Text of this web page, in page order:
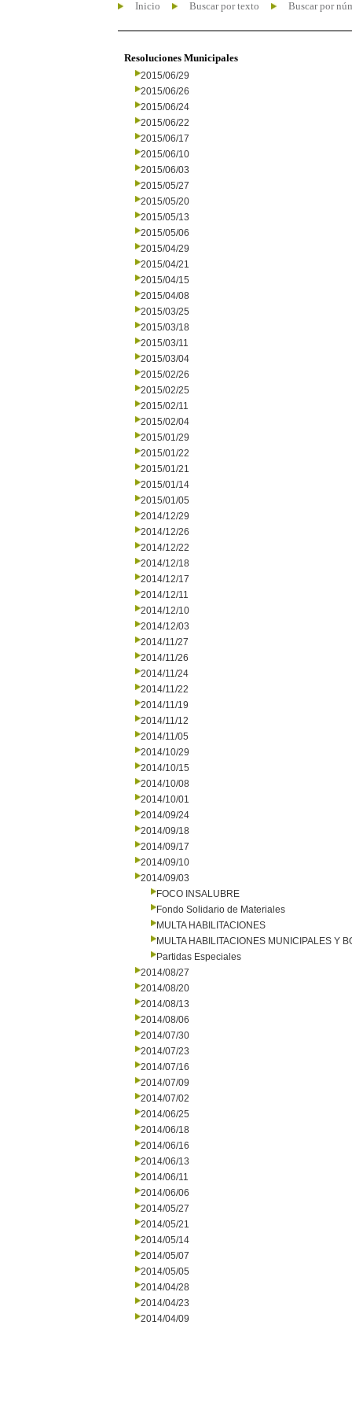
Inicio Buscar por texto Buscar por
Resoluciones Municipales
2015/06/29
2015/06/26
2015/06/24
2015/06/22
2015/06/17
2015/06/10
2015/06/03
2015/05/27
2015/05/20
2015/05/13
2015/05/06
2015/04/29
2015/04/21
2015/04/15
2015/04/08
2015/03/25
2015/03/18
2015/03/11
2015/03/04
2015/02/26
2015/02/25
2015/02/11
2015/02/04
2015/01/29
2015/01/22
2015/01/21
2015/01/14
2015/01/05
2014/12/29
2014/12/26
2014/12/22
2014/12/18
2014/12/17
2014/12/11
2014/12/10
2014/12/03
2014/11/27
2014/11/26
2014/11/24
2014/11/22
2014/11/19
2014/11/12
2014/11/05
2014/10/29
2014/10/15
2014/10/08
2014/10/01
2014/09/24
2014/09/18
2014/09/17
2014/09/10
2014/09/03
FOCO INSALUBRE
Fondo Solidario de Materiales
MULTA HABILITACIONES
MULTA HABILITACIONES MUNICIPALES Y
Partidas Especiales
2014/08/27
2014/08/20
2014/08/13
2014/08/06
2014/07/30
2014/07/23
2014/07/16
2014/07/09
2014/07/02
2014/06/25
2014/06/18
2014/06/16
2014/06/13
2014/06/11
2014/06/06
2014/05/27
2014/05/21
2014/05/14
2014/05/07
2014/05/05
2014/04/28
2014/04/23
2014/04/09